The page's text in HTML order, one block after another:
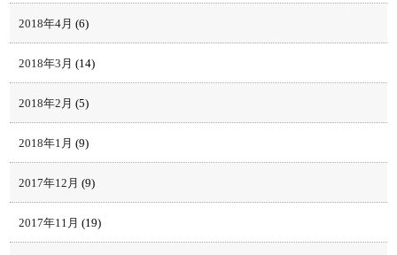
2018年4月 (6)
2018年3月 (14)
2018年2月 (5)
2018年1月 (9)
2017年12月 (9)
2017年11月 (19)